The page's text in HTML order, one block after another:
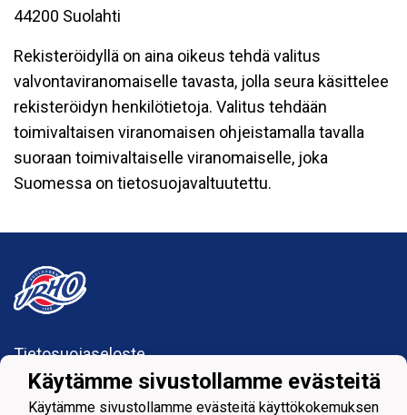
44200 Suolahti
Rekisteröidyllä on aina oikeus tehdä valitus
valvontaviranomaiselle tavasta, jolla seura käsittelee
rekisteröidyn henkilötietoja. Valitus tehdään
toimivaltaisen viranomaisen ohjeistamalla tavalla
suoraan toimivaltaiselle viranomaiselle, joka
Suomessa on tietosuojavaltuutettu.
Tietosuojaseloste
Suolahden Urho
Käytämme sivustollamme evästeitä
Käytämme sivustollamme evästeitä käyttökokemuksen